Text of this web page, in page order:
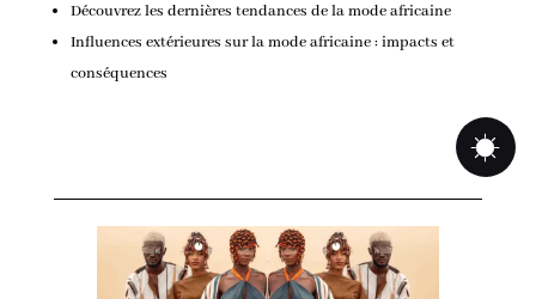
Découvrez les dernières tendances de la mode africaine
Influences extérieures sur la mode africaine : impacts et
conséquences